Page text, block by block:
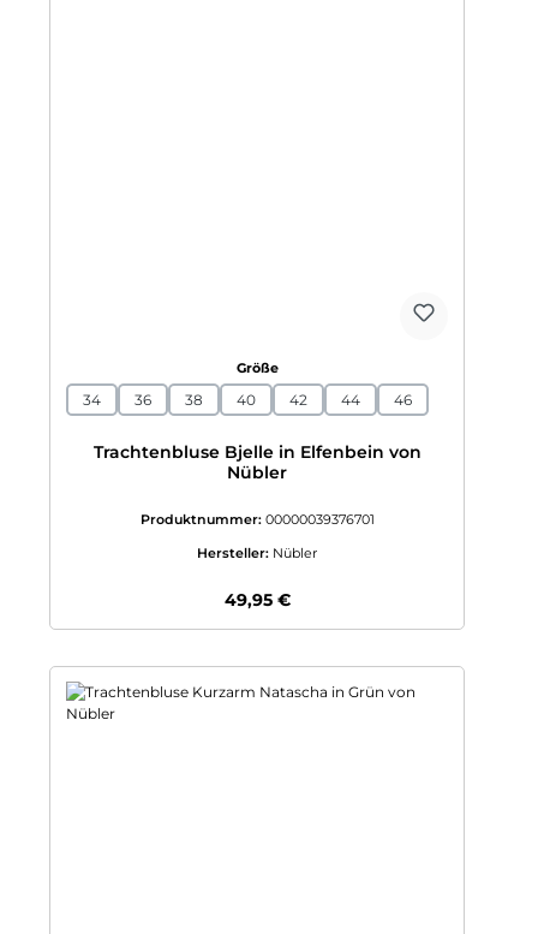
Größeauswählen
34 36 38 40 42 44 46
Trachtenbluse Bjelle in Elfenbein von
Nübler
Produktnummer: 00000039376701
Hersteller: Nübler
Regulärer Preis:
49,95 €